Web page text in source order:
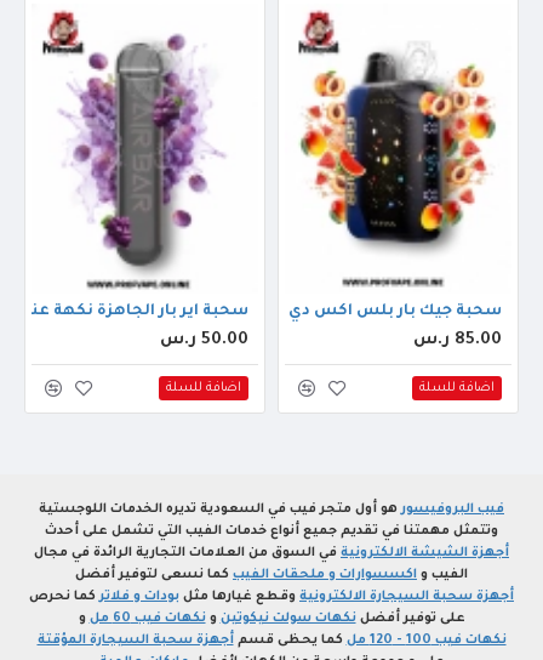
سحبة جيك بار بلس اكس دي تي ال الجاهزة (42000 سحبة) مانجو خوخ بطيخ
85.00 ر.س
اضافة للسلة
سحبة اير بار الجاهزة نكهة عنب (500 سحبه)
50.00 ر.س
اضافة للسلة
فيب البروفيسورهو أول متجر فيب في السعودية تديره الخدمات اللوجستية
وتتمثل مهمتنا في تقديم جميع أنواع خدمات الفيب التي تشمل على أحدث
أجهزة الشيشة الالكترونية في السوق من العلامات التجارية الرائدة في مجال
الفيب و اكسسوارات و ملحقات الفيب كما نسعى لتوفير أفضل
أجهزة سحبة السيجارة الالكترونية وقطع غيارها مثل بودات و فلاتركما نحرص
على توفير أفضلنكهات سولت نيكوتين ونكهات فيب 60 مل
و
نكهات فيب 100 - 120 مل
كما يحظى قسمأجهزة سحبة السيجارة المؤقتة